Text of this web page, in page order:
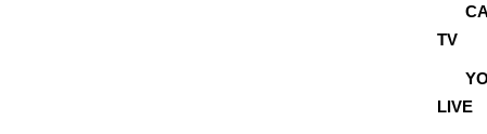
TV
LIVE